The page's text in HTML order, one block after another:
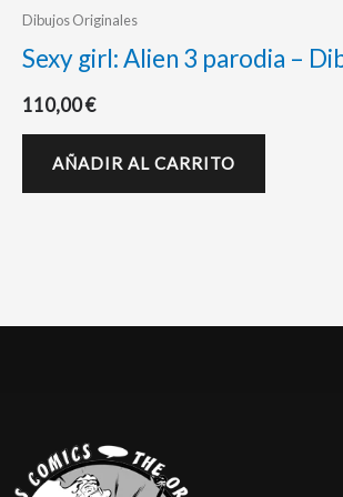
Dibujos Originales
Sexy girl: Alien 3 parodia –
110,00€
AÑADIR AL CARRITO